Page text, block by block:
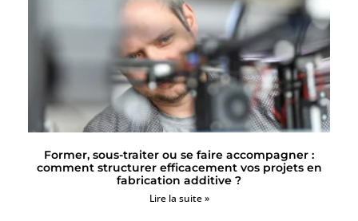
Former, sous-traiter ou se faire accompagner :
comment structurer efficacement vos projets en
fabrication additive ?
Lire la suite »